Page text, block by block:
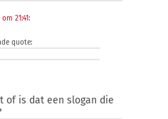
21:41:
quote:
of is dat een slogan die